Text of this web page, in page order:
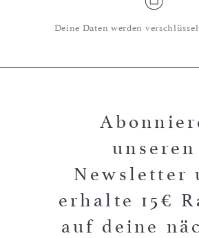
Deine Daten werden
unseren
Newsletter
erhalte 15€
auf deine